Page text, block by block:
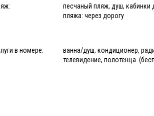
песчаный пляж, душ, кабинки
пляжа: через дорогу
в номере:
ванна/душ, кондиционер,
телевидение, полотенца